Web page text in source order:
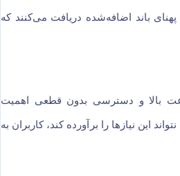
باند اضافه‌شده دریافت می‌کنند که
بالا و دسترسی بدون قطعی اهمیت
این نیازها را برآورده کند، کاربران به